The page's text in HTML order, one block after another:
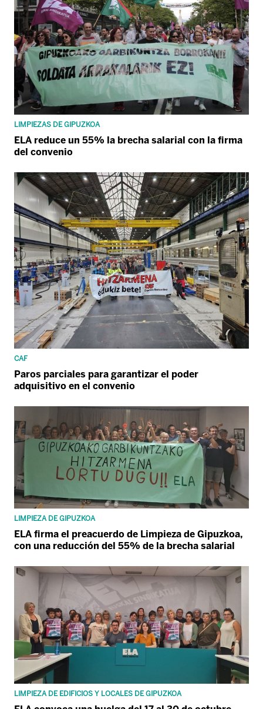
LIMPIEZAS DE GIPUZKOA
ELA reduce un 55% la brecha salarial con la firma
del convenio
CAF
Paros parciales para garantizar el poder
adquisitivo en el convenio
LIMPIEZA DE GIPUZKOA
ELA firma el preacuerdo de Limpieza de Gipuzkoa,
con una reducción del 55% de la brecha salarial
LIMPIEZA DE EDIFICIOS Y LOCALES DE GIPUZKOA